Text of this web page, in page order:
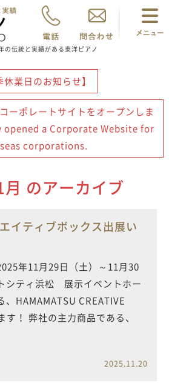
の伝統と実績がある東洋ピアノ
休業日のお知らせ】
ーポレートサイトをオープンしま
opened a Corporate Website for
corporations.
のアーカイブ
イティブボックス出展い
年11月29日（土）～11月30
シティ浜松 展示イベントホー
HAMAMATSU CREATIVE
！ 弊社の主力商品である、
2025.11.20